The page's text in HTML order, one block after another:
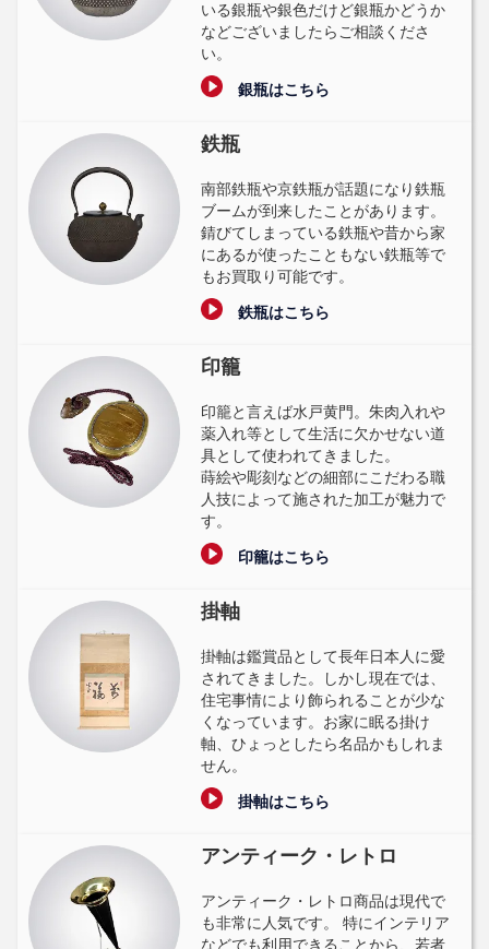
いる銀瓶や銀色だけど銀瓶かどうか
などございましたらご相談くださ
い。
銀瓶はこちら
鉄瓶
南部鉄瓶や京鉄瓶が話題になり鉄瓶
ブームが到来したことがあります。
錆びてしまっている鉄瓶や昔から家
にあるが使ったこともない鉄瓶等で
もお買取り可能です。
鉄瓶はこちら
印籠
印籠と言えば水戸黄門。朱肉入れや
薬入れ等として生活に欠かせない道
具として使われてきました。
蒔絵や彫刻などの細部にこだわる職
人技によって施された加工が魅力で
す。
印籠はこちら
掛軸
掛軸は鑑賞品として長年日本人に愛
されてきました。しかし現在では、
住宅事情により飾られることが少な
くなっています。お家に眠る掛け
軸、ひょっとしたら名品かもしれま
せん。
掛軸はこちら
アンティーク・レトロ
アンティーク・レトロ商品は現代で
も非常に人気です。 特にインテリア
などでも利用できることから、若者